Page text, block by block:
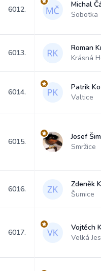
6012.
Michal
Sobotka
6013.
Roman
Krásná
6014.
Patrik
Valtice
6015.
Josef
Smržice
6016.
Zdeněk
Šumice
6017.
Vojtěch
Velká